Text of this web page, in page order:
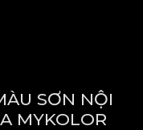
SƠN NỘI
MYKOLOR